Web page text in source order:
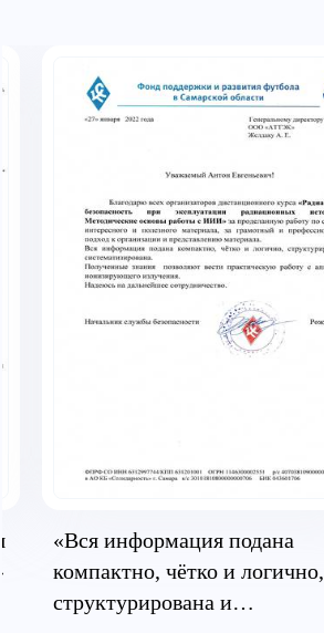
«Вся информация подана
компактно, чётко и логично,
структурирована и